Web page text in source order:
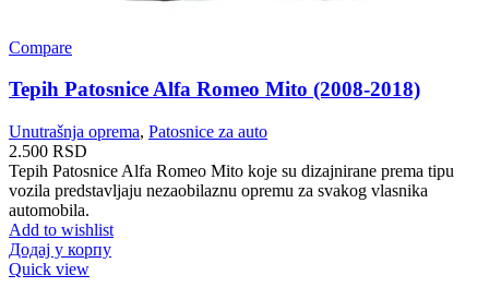
Compare
Tepih Patosnice Alfa Romeo Mito (2008-2018)
Unutrašnja oprema, Patosnice za auto
2.500 RSD
Tepih Patosnice Alfa Romeo Mito koje su dizajnirane prema tipu
vozila predstavljaju nezaobilaznu opremu za svakog vlasnika
automobila.
Add to wishlist
Додај у корпу
Quick view